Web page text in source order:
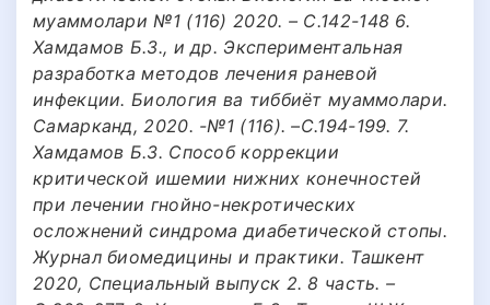
муаммолари №1 (116) 2020. – С.142-148 6.
Хамдамов Б.З., и др. Экспериментальная
разработка методов лечения раневой
инфекции. Биология ва тиббиёт муаммолари.
Самарканд, 2020. -№1 (116). –С.194-199. 7.
Хамдамов Б.З. Способ коррекции
критической ишемии нижних конечностей
при лечении гнойно-некротических
осложнений синдрома диабетической стопы.
Журнал биомедицины и практики. Ташкент
2020, Специальный выпуск 2. 8 часть. –